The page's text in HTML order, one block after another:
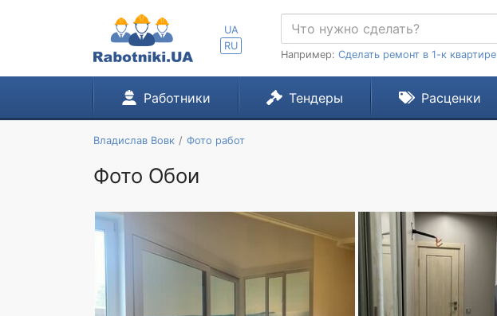
UA
RU
Например: Сделать ремонт в 1-к квартире
Работники Тендеры Расценки
Владислав Вовк Фото работ
Фото Обои